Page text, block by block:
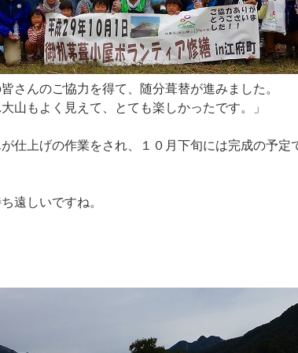
さんのご協力を得て、随分葺替が進みました。
大山もよく見えて、とても楽しかったです。」
仕上げの作業をされ、１０月下旬には完成の予定
遠しいですね。